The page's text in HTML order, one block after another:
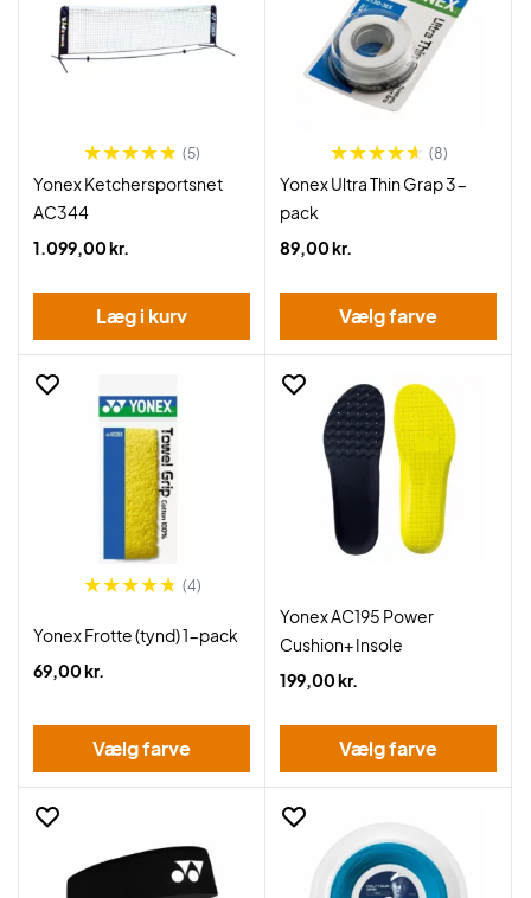
(5)
Yonex Ketchersportsnet
AC344
1.099,00 kr.
Læg i kurv
(8)
Yonex Ultra Thin Grap 3-
pack
89,00 kr.
Vælg farve
(4)
Yonex Frotte (tynd) 1-pack
69,00 kr.
Vælg farve
Yonex AC195 Power
Cushion+ Insole
199,00 kr.
Vælg farve